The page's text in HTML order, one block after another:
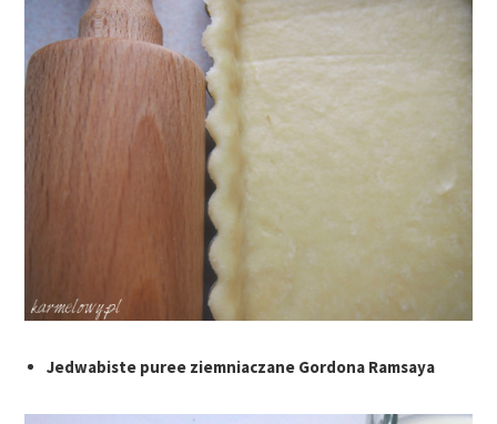
Jedwabiste puree ziemniaczane Gordona Ramsaya